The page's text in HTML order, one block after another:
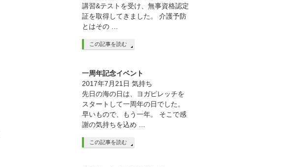
講習&テストを受け、無事資格認定
証を取得してきました。 介護予防
とはその …
この記事を読む
一周年記念イベント
2017年7月21日 気持ち
先日の海の日は、ヨガピレッチを
スタートして一周年の日でした。
早いもので、もう一年。 そこで感
謝の気持ちを込め …
この記事を読む